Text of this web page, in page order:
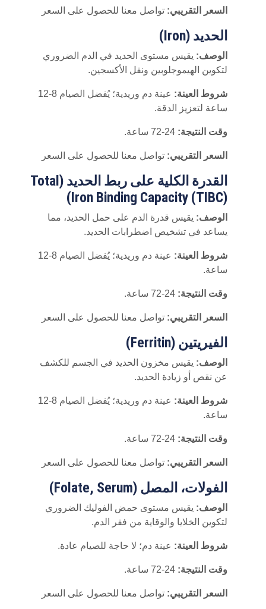
السعر التقريبي: تواصل معنا للحصول على السعر
الحديد (Iron)
الوصف: يقيس مستوى الحديد في الدم الضروري
لتكوين الهيموجلوبين ونقل الأكسجين.
شروط العينة:
عينة دم وريدية؛ يُفضل الصيام 8-12
ساعة لتعزيز الدقة.
وقت النتيجة:
السعر التقريبي: تواصل معنا للحصول على السعر
القدرة الكلية على ربط الحديد (Total
Iron Binding Capacity (TIBC))
الوصف: يقيس قدرة الدم على حمل الحديد، مما
يساعد في تشخيص اضطرابات الحديد.
شروط العينة:
عينة دم وريدية؛ يُفضل الصيام 8-12
ساعة.
وقت النتيجة:
السعر التقريبي: تواصل معنا للحصول على السعر
الفيريتين (Ferritin)
الوصف: يقيس مخزون الحديد في الجسم للكشف
عن نقص أو زيادة الحديد.
شروط العينة:
عينة دم وريدية؛ يُفضل الصيام 8-12
ساعة.
وقت النتيجة:
السعر التقريبي: تواصل معنا للحصول على السعر
الفولات، المصل (Folate, Serum)
الوصف: يقيس مستوى حمض الفوليك الضروري
لتكوين الخلايا والوقاية من فقر الدم.
شروط العينة: عينة دم؛ لا حاجة للصيام عادة.
وقت النتيجة:
السعر التقريبي: تواصل معنا للحصول على السعر